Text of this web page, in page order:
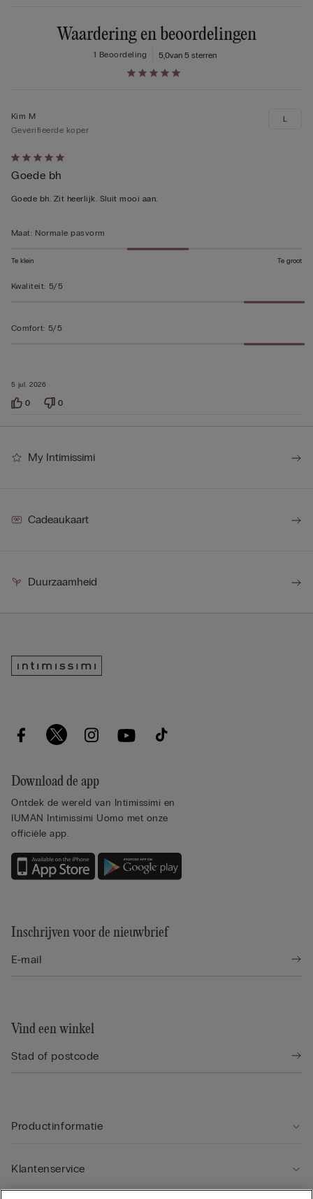
Waardering en beoordelingen
5,0van 5 sterren
1 Beoordeling
5
op
5
5 jul. 2026
Kim M
Geverifieerde koper
Goede bh
Goede bh. Zit heerlijk. Sluit mooi aan.
L
Maat: Normale pasvorm
Te klein Te groot
Kwaliteit: 5/5
Comfort: 5/5
0 0
My Intimissimi
Cadeaukaart
Duurzaamheid
Download de app
Ontdek de wereld van Intimissimi en
IUMAN Intimissimi Uomo met onze
officiële app.
Inschrijven voor de nieuwbrief
Vind een winkel
Productinformatie
Klantenservice